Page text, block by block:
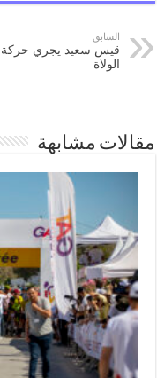
السابق
قيس سعيد يجري
الولاة
مقالات مشابهة